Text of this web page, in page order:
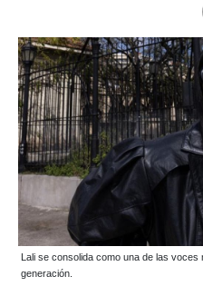
Lali se consolida como una de las
generación.